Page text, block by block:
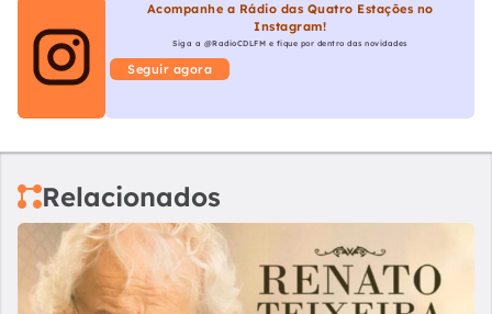
Acompanhe a Rádio das Quatro Estações no
Instagram!
Siga a @RadioCDLFM e fique por dentro das novidades
Seguir agora
Relacionados